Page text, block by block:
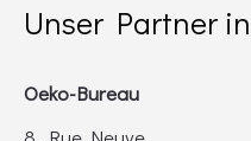
Unser Partner
Oeko-Bureau